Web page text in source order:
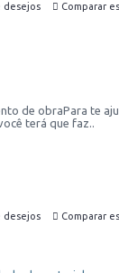
desejos Comparar
de obraPara te
terá que faz..
desejos Comparar